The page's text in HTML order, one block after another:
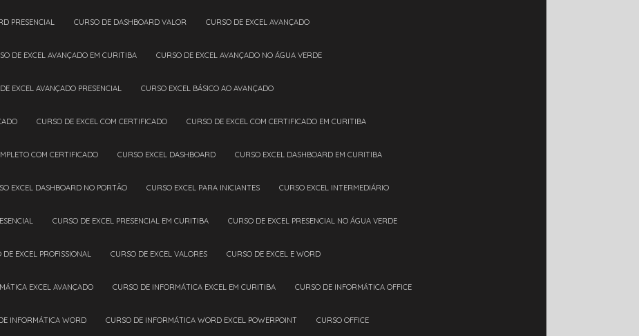
PRESENCIAL CURSO DE DASHBOARD VALOR CURSO DE EXCEL AVANÇADO
DE EXCEL AVANÇADO EM CURITIBA CURSO DE EXCEL AVANÇADO NO ÁGUA VERDE
DE EXCEL AVANÇADO PRESENCIAL CURSO EXCEL BÁSICO AO AVANÇADO
CURSO DE EXCEL COM CERTIFICADO CURSO DE EXCEL COM CERTIFICADO EM CURITIBA
COM CERTIFICADO CURSO EXCEL DASHBOARD CURSO EXCEL DASHBOARD EM CURITIBA
EXCEL DASHBOARD NO PORTÃO CURSO EXCEL PARA INICIANTES CURSO EXCEL INTERMEDIÁRIO
CURSO DE EXCEL PRESENCIAL EM CURITIBA CURSO DE EXCEL PRESENCIAL NO ÁGUA VERDE
DE EXCEL PROFISSIONAL CURSO DE EXCEL VALORES CURSO DE EXCEL E WORD
EXCEL AVANÇADO CURSO DE INFORMÁTICA EXCEL EM CURITIBA CURSO DE INFORMÁTICA OFFICE
DE INFORMÁTICA WORD CURSO DE INFORMÁTICA WORD EXCEL POWERPOINT CURSO OFFICE